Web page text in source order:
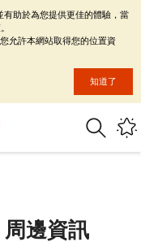
邊資訊
助於為您提供更佳的體驗，當
允許本網站取得您的位置資
知道了